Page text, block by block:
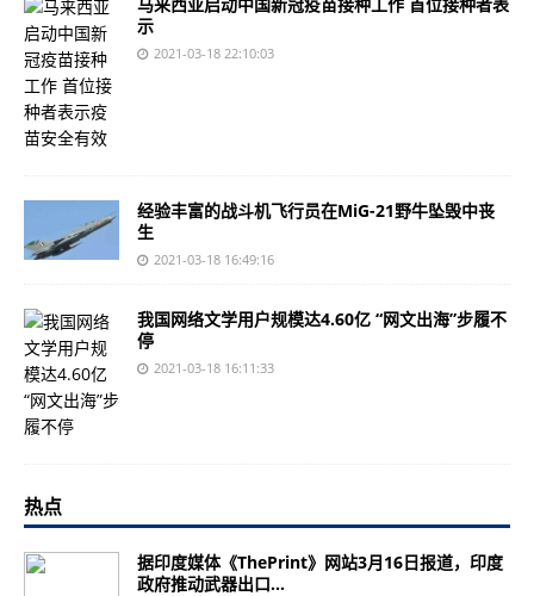
示
2021-03-18 22:10:03
经验丰富的战斗机飞行员在MiG-21野牛坠毁中丧
生
2021-03-18 16:49:16
我国网络文学用户规模达4.60亿 “网文出海”步履不
停
2021-03-18 16:11:33
热点
据印度媒体《ThePrint》网站3月16日报道，印度
政府推动武器出口...